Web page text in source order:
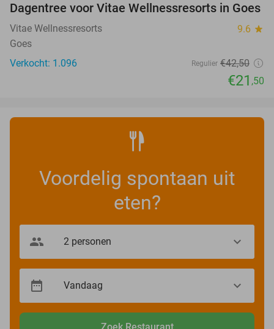
49%
Dagentree voor Vitae Wellnessresorts in Goes
Vitae Wellnessresorts 9.6 star
Goes
Verkocht: 1.096
Regulier €42,50
€21 ,50
Voordelig spontaan uit
eten?